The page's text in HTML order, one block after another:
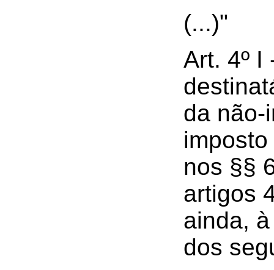
(...)"
Art. 4º I
da não-
nos §§
artigos
ainda,
dos